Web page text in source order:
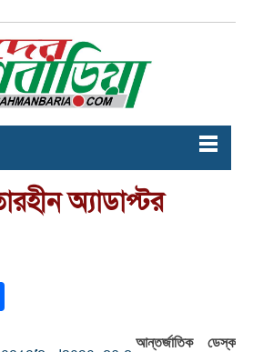
অ্যাডাপ্টর
আন্তর্জাতিক ডেস্ক